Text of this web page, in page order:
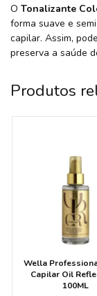
O Tonalizante
forma suave e
capilar. Assim,
preserva a saúde
Produtos
Wella
Capilar Oil
100ML